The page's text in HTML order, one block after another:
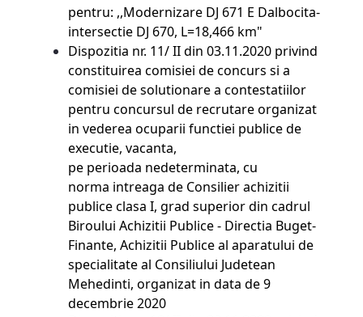
pentru: ,,Modernizare DJ 671 E Dalbocita-
intersectie DJ 670, L=18,466 km"
Dispozitia nr. 11/ II din 03.11.2020 privind
constituirea comisiei de concurs si a
comisiei de solutionare a contestatiilor
pentru concursul de recrutare organizat
in vederea ocuparii functiei publice de
executie, vacanta,
pe perioada nedeterminata, cu
norma intreaga de Consilier achizitii
publice clasa I, grad superior din cadrul
Biroului Achizitii Publice - Directia Buget-
Finante, Achizitii Publice al aparatului de
specialitate al Consiliului Judetean
Mehedinti, organizat in data de 9
decembrie 2020